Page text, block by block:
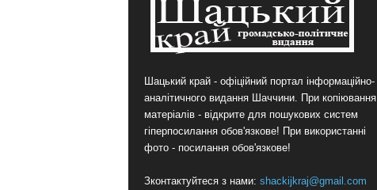
Шацький край - офіційний портал інформаційно-
аналітичного видання Шаччини. При копіювання
матеріалів - відкрите для пошукових систем
гіперпосилання обов'язкове! При використанні
фото - посилання обов'язкове!
Зконтактуйтеся з нами: shackijkraj@gmail.com